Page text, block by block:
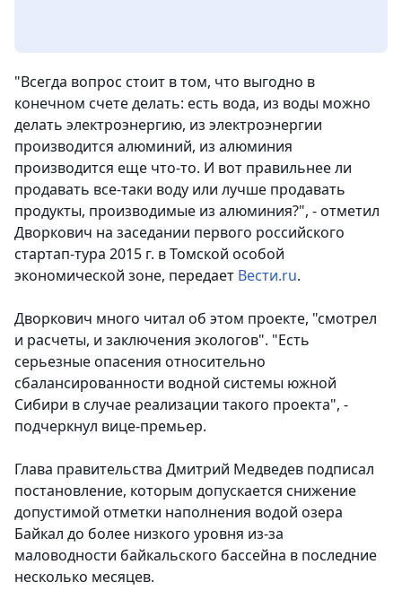
"Всегда вопрос стоит в том, что выгодно в
конечном счете делать: есть вода, из воды можно
делать электроэнергию, из электроэнергии
производится алюминий, из алюминия
производится еще что-то. И вот правильнее ли
продавать все-таки воду или лучше продавать
продукты, производимые из алюминия?", - отметил
Дворкович на заседании первого российского
стартап-тура 2015 г. в Томской особой
экономической зоне, передает Вести.ru.
Дворкович много читал об этом проекте, "смотрел
и расчеты, и заключения экологов". "Есть
серьезные опасения относительно
сбалансированности водной системы южной
Сибири в случае реализации такого проекта", -
подчеркнул вице-премьер.
Глава правительства Дмитрий Медведев подписал
постановление, которым допускается снижение
допустимой отметки наполнения водой озера
Байкал до более низкого уровня из-за
маловодности байкальского бассейна в последние
несколько месяцев.